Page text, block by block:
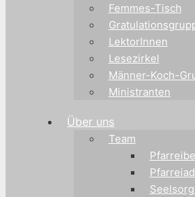
Femmes-Tisch
LektorInnen
Lesezirkel
Männer-Koch-
Ministranten
Über uns
Team